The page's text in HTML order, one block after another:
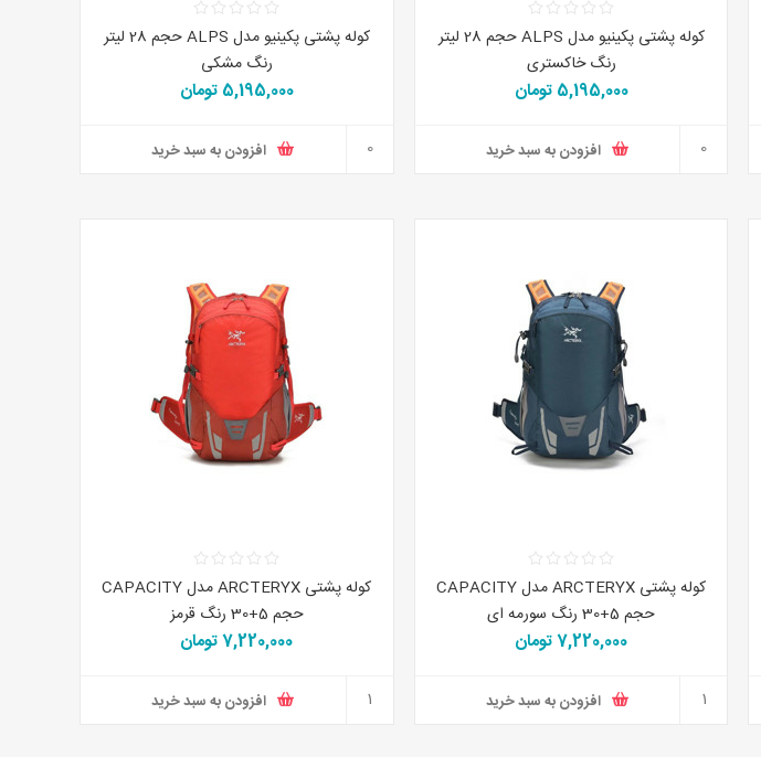
کوله پشتی پکینیو مدل ALPS حجم 28 لیتر
رنگ خاکستری
5,195,000 تومان
افزودن به سبد خرید
کوله پشتی پکینیو مدل ALPS حجم 28 لیتر
رنگ مشکی
5,195,000 تومان
افزودن به سبد خرید
کوله پشتی ARCTERYX مدل CAPACITY
حجم 5+30 رنگ سورمه ای
7,220,000 تومان
افزودن به سبد خرید
کوله پشتی ARCTERYX مدل CAPACITY
حجم 5+30 رنگ قرمز
7,220,000 تومان
افزودن به سبد خرید